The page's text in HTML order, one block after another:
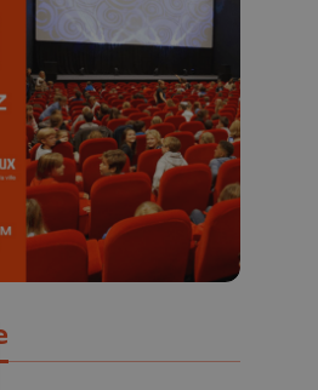
CUT x
Grignoux ✨
- 2 places à
chaque semaine !